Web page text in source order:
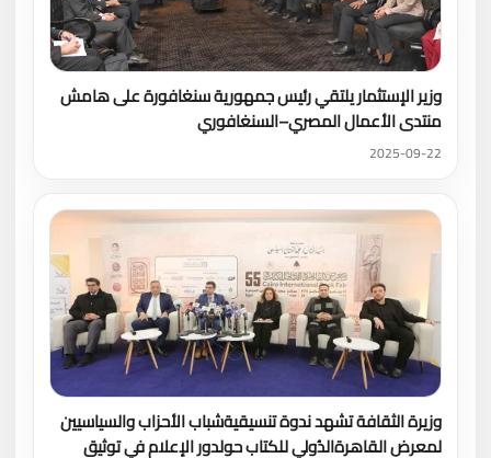
وزير الإستثمار يلتقي رئيس جمهورية سنغافورة على هامش
منتدى الأعمال المصري–السنغافوري
2025-09-22
وزيرة الثقافة تشهد ندوة تنسيقيةشباب الأحزاب والسياسيين
لمعرض القاهرةالدُولي للكتاب حولدور الإعلام في توثيق